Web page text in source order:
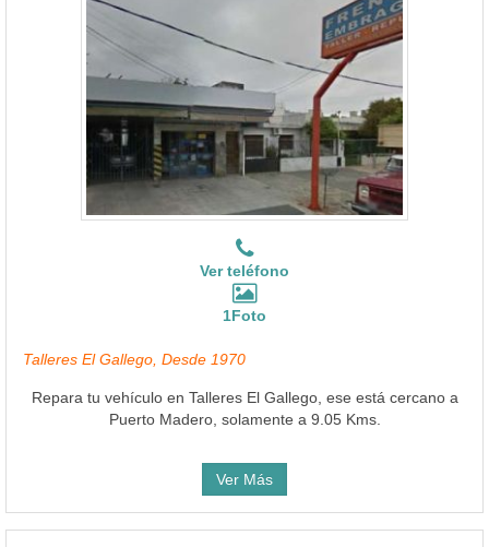
Ver teléfono
1Foto
Talleres El Gallego, Desde 1970
Repara tu vehículo en Talleres El Gallego, ese está cercano a
Puerto Madero, solamente a 9.05 Kms.
Ver Más